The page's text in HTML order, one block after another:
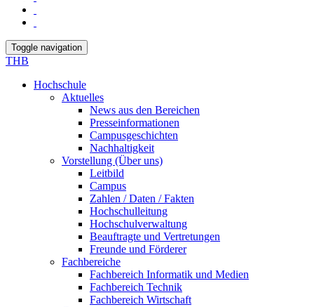
Toggle navigation
THB
Hochschule
Aktuelles
News aus den Bereichen
Presseinformationen
Campusgeschichten
Nachhaltigkeit
Vorstellung (Über uns)
Leitbild
Campus
Zahlen / Daten / Fakten
Hochschulleitung
Hochschulverwaltung
Beauftragte und Vertretungen
Freunde und Förderer
Fachbereiche
Fachbereich Informatik und Medien
Fachbereich Technik
Fachbereich Wirtschaft